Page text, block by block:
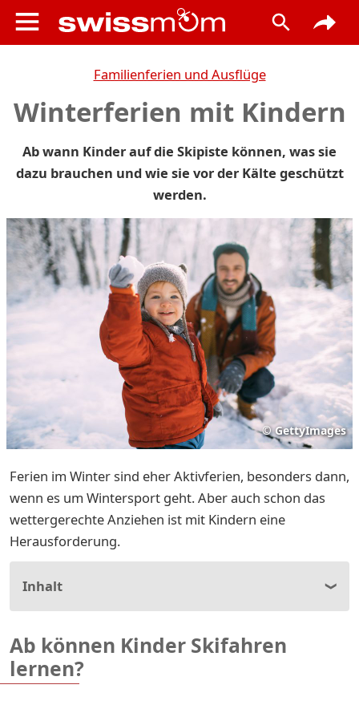
Familienferien und Ausflüge
Winterferien mit Kindern
Ab wann Kinder auf die Skipiste können, was sie
dazu brauchen und wie sie vor der Kälte geschützt
werden.
© GettyImages
Ferien im Winter sind eher Aktivferien, besonders dann,
wenn es um Wintersport geht. Aber auch schon das
wettergerechte Anziehen ist mit Kindern eine
Herausforderung.
Inhalt
Ab können Kinder Skifahren
lernen?